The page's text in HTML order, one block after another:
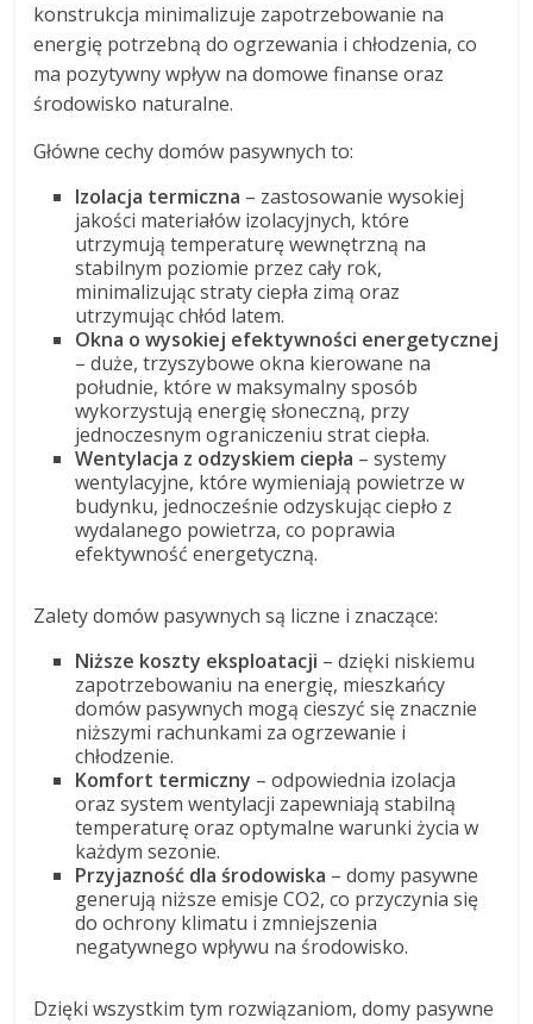
konstrukcja minimalizuje zapotrzebowanie na
energię potrzebną do ogrzewania i chłodzenia, co
ma pozytywny wpływ na domowe finanse oraz
środowisko naturalne.
Główne cechy domów pasywnych to:
Izolacja termiczna – zastosowanie wysokiej
jakości materiałów izolacyjnych, które
utrzymują temperaturę wewnętrzną na
stabilnym poziomie przez cały rok,
minimalizując straty ciepła zimą oraz
utrzymując chłód latem.
Okna o wysokiej efektywności energetycznej
– duże, trzyszybowe okna kierowane na
południe, które w maksymalny sposób
wykorzystują energię słoneczną, przy
jednoczesnym ograniczeniu strat ciepła.
Wentylacja z odzyskiem ciepła – systemy
wentylacyjne, które wymieniają powietrze w
budynku, jednocześnie odzyskując ciepło z
wydalanego powietrza, co poprawia
efektywność energetyczną.
Zalety domów pasywnych są liczne i znaczące:
Niższe koszty eksploatacji – dzięki niskiemu
zapotrzebowaniu na energię, mieszkańcy
domów pasywnych mogą cieszyć się znacznie
niższymi rachunkami za ogrzewanie i
chłodzenie.
Komfort termiczny – odpowiednia izolacja
oraz system wentylacji zapewniają stabilną
temperaturę oraz optymalne warunki życia w
każdym sezonie.
Przyjazność dla środowiska – domy pasywne
generują niższe emisje CO2, co przyczynia się
do ochrony klimatu i zmniejszenia
negatywnego wpływu na środowisko.
Dzięki wszystkim tym rozwiązaniom, domy pasywne